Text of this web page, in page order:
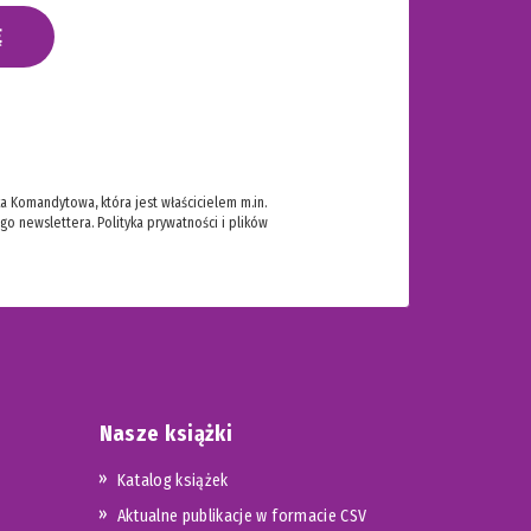
która jest właścicielem m.in.
newslettera. Polityka prywatności i plików
Nasze książki
Katalog książek
Aktualne publikacje w formacie CSV